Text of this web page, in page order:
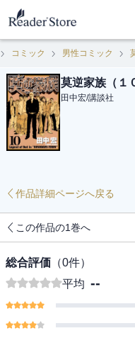
コミック 男性コミック
莫逆家族（１
田中宏/講談社
作品詳細ページへ戻る
この作品の1巻へ
総合評価 （0件）
平均 --